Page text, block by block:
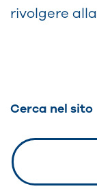
rivolgere alla
Cerca nel sito